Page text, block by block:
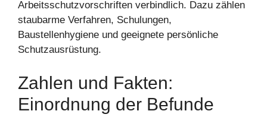
Arbeitsschutzvorschriften verbindlich. Dazu zählen
staubarme Verfahren, Schulungen,
Baustellenhygiene und geeignete persönliche
Schutzausrüstung.
Zahlen und Fakten:
Einordnung der Befunde